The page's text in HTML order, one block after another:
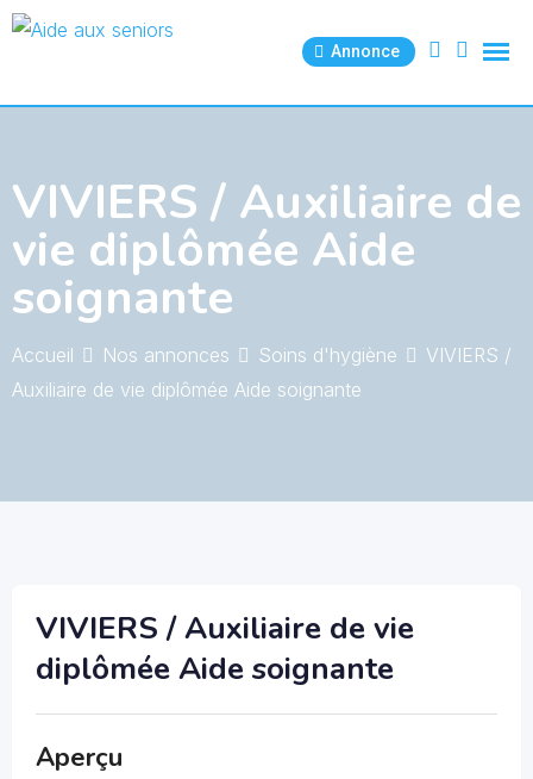
Skip
Annonce
VIVIERS / Auxiliaire de
vie diplômée Aide
soignante
Accueil Nos annonces Soins d'hygiène
VIVIERS /
Auxiliaire de vie diplômée Aide soignante
VIVIERS / Auxiliaire de vie
diplômée Aide soignante
Aperçu